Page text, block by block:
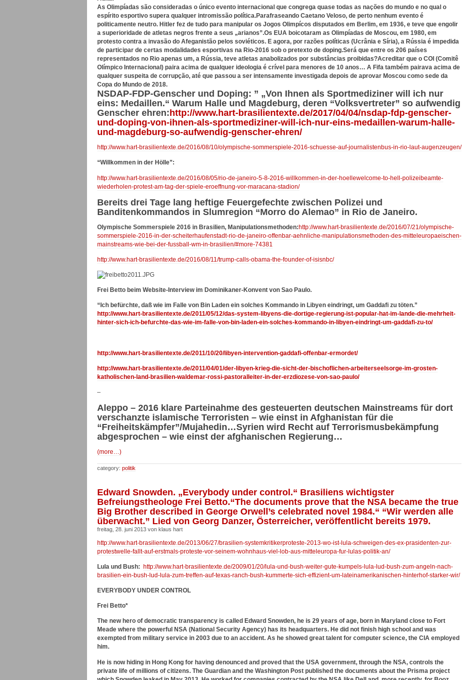
As Olimpíadas são consideradas o único evento internacional que congrega quase todas as nações do mundo e no qual o
espírito esportivo supera qualquer intromissão política.Parafraseando Caetano Veloso, de perto nenhum evento é
politicamente neutro. Hitler fez de tudo para manipular os Jogos Olimpícos disputados em Berlim, em 1936, e teve que engolir
a superioridade de atletas negros frente a seus „arianos”.Os EUA boicotaram as Olimpíadas de Moscou, em 1980, em
protesto contra a invasão do Afeganistão pelos soviéticos. E agora, por razões políticas (Ucrânia e Síria), a Rússia é impedida
de participar de certas modalidades esportivas na Rio-2016 sob o pretexto de doping.Será que entre os 206 países
representados no Rio apenas um, a Rússia, teve atletas anabolizados por substâncias proibidas?Acreditar que o COI (Comitê
Olímpico Internacional) paira acima de qualquer ideologia é crível para menores de 10 anos… A Fifa também pairava acima de
qualquer suspeita de corrupção, até que passou a ser intensamente investigada depois de aprovar Moscou como sede da
Copa do Mundo de 2018.
NSDAP-FDP-Genscher und Doping: ” „Von Ihnen als Sportmediziner will ich nur
eins: Medaillen.“ Warum Halle und Magdeburg, deren “Volksvertreter” so aufwendig
Genscher ehren: http://www.hart-brasilientexte.de/2017/04/04/nsdap-fdp-genscher-
und-doping-von-ihnen-als-sportmediziner-will-ich-nur-eins-medaillen-warum-halle-
und-magdeburg-so-aufwendig-genscher-ehren/
http://www.hart-brasilientexte.de/2016/08/10/olympische-sommerspiele-2016-schuesse-auf-journalistenbus-in-rio-laut-augenzeugen/
“Willkommen in der Hölle”:
http://www.hart-brasilientexte.de/2016/08/05/rio-de-janeiro-5-8-2016-willkommen-in-der-hoellewelcome-to-hell-polizeibeamte-
wiederholen-protest-am-tag-der-spiele-eroeffnung-vor-maracana-stadion/
Bereits drei Tage lang heftige Feuergefechte zwischen Polizei und
Banditenkommandos in Slumregion “Morro do Alemao” in Rio de Janeiro.
Olympische Sommerspiele 2016 in Brasilien, Manipulationsmethoden:http://www.hart-brasilientexte.de/2016/07/21/olympische-
sommerspiele-2016-in-der-scheiterhaufenstadt-rio-de-janeiro-offenbar-aehnliche-manipulationsmethoden-des-mitteleuropaeischen-
mainstreams-wie-bei-der-fussball-wm-in-brasilien/#more-74381
http://www.hart-brasilientexte.de/2016/08/11/trump-calls-obama-the-founder-of-isisnbc/
Frei Betto beim Website-Interview im Dominikaner-Konvent von Sao Paulo.
“Ich befürchte, daß wie im Falle von Bin Laden ein solches Kommando in Libyen eindringt, um Gaddafi zu töten.”
http://www.hart-brasilientexte.de/2011/05/12/das-system-libyens-die-dortige-regierung-ist-popular-hat-im-lande-die-mehrheit-
hinter-sich-ich-befurchte-das-wie-im-falle-von-bin-laden-ein-solches-kommando-in-libyen-eindringt-um-gaddafi-zu-to/
http://www.hart-brasilientexte.de/2011/10/20/libyen-intervention-gaddafi-offenbar-ermordet/
http://www.hart-brasilientexte.de/2011/04/01/der-libyen-krieg-die-sicht-der-bischoflichen-arbeiterseelsorge-im-grosten-
katholischen-land-brasilien-waldemar-rossi-pastoralleiter-in-der-erzdiozese-von-sao-paulo/
–
Aleppo – 2016 klare Parteinahme des gesteuerten deutschen Mainstreams für dort
verschanzte islamische Terroristen – wie einst in Afghanistan für die
“Freiheitskämpfer”/Mujahedin…Syrien wird Recht auf Terrorismusbekämpfung
abgesprochen – wie einst der afghanischen Regierung…
(more…)
category: politik
Edward Snowden. „Everybody under control.“ Brasiliens wichtigster
Befreiungstheologe Frei Betto.“The documents prove that the NSA became the true
Big Brother described in George Orwell’s celebrated novel 1984.“ “Wir werden alle
überwacht.” Lied von Georg Danzer, Österreicher, veröffentlicht bereits 1979.
freitag, 28. juni 2013 von klaus hart
http://www.hart-brasilientexte.de/2013/06/27/brasilien-systemkritikerproteste-2013-wo-ist-lula-schweigen-des-ex-prasidenten-zur-
protestwelle-fallt-auf-erstmals-proteste-vor-seinem-wohnhaus-viel-lob-aus-mitteleuropa-fur-lulas-politik-an/
Lula und Bush: http://www.hart-brasilientexte.de/2009/01/20/lula-und-bush-weiter-gute-kumpels-lula-lud-bush-zum-angeln-nach-
brasilien-ein-bush-lud-lula-zum-treffen-auf-texas-ranch-bush-kummerte-sich-effizient-um-lateinamerikanischen-hinterhof-starker-wir/
EVERYBODY UNDER CONTROL
Frei Betto*
The new hero of democratic transparency is called Edward Snowden, he is 29 years of age, born in Maryland close to Fort
Meade where the powerful NSA (National Security Agency) has its headquarters. He did not finish high school and was
exempted from military service in 2003 due to an accident. As he showed great talent for computer science, the CIA employed
him.
He is now hiding in Hong Kong for having denounced and proved that the USA government, through the NSA, controls the
private life of millions of citizens. The Guardian and the Washington Post published the documents about the Prisma project